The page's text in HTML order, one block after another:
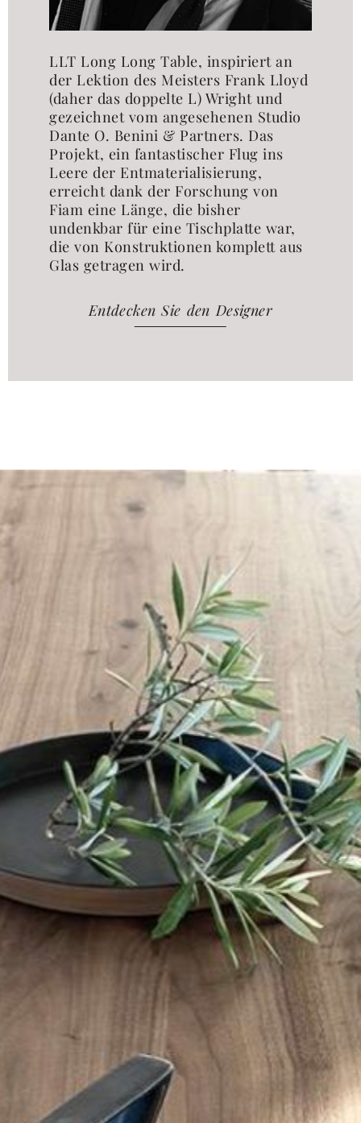
LLT Long Long Table, inspiriert an
der Lektion des Meisters Frank Lloyd
(daher das doppelte L) Wright und
gezeichnet vom angesehenen Studio
Dante O. Benini & Partners. Das
Projekt, ein fantastischer Flug ins
Leere der Entmaterialisierung,
erreicht dank der Forschung von
Fiam eine Länge, die bisher
undenkbar für eine Tischplatte war,
die von Konstruktionen komplett aus
Glas getragen wird.
Entdecken Sie den Designer